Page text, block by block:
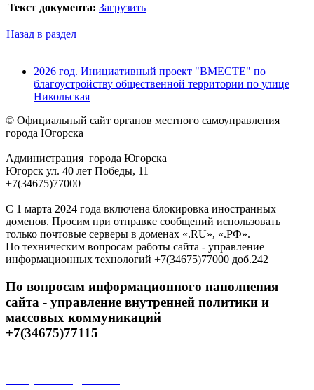
Текст документа: Загрузить
Назад в раздел
2026 год. Инициативный проект "ВМЕСТЕ" по
благоустройству общественной территории по улице
Никольская
© Официальный сайт органов местного самоуправления
города Югорска
Администрация города Югорска
Югорск ул. 40 лет Победы, 11
+7(34675)77000
С 1 марта 2024 года включена блокировка иностранных
доменов. Просим при отправке сообщений использовать
только почтовые серверы в доменах «.RU», «.РФ».
По техническим вопросам работы сайта - управление
информационных технологий +7(34675)77000 доб.242
По вопросам информационного наполнения
сайта - управление внутренней политики и
массовых коммуникаций
+7(34675)77115